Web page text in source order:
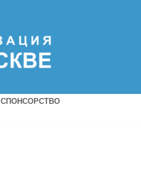
СПОНСОРСТВО